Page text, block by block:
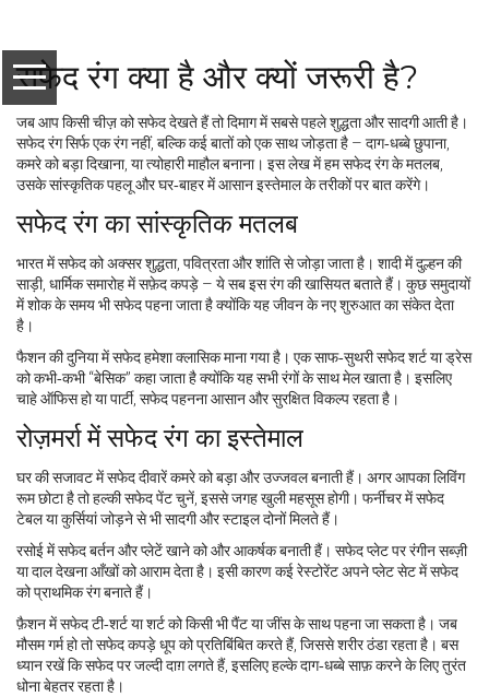
सफेद रंग क्या है और क्यों जरूरी है?
जब आप किसी चीज़ को सफेद देखते हैं तो दिमाग में सबसे पहले शुद्धता और सादगी आती है।
सफेद रंग सिर्फ एक रंग नहीं, बल्कि कई बातों को एक साथ जोड़ता है – दाग‑धब्बे छुपाना,
कमरे को बड़ा दिखाना, या त्योहारी माहौल बनाना। इस लेख में हम सफेद रंग के मतलब,
उसके सांस्कृतिक पहलू और घर‑बाहर में आसान इस्तेमाल के तरीकों पर बात करेंगे।
सफेद रंग का सांस्कृतिक मतलब
भारत में सफेद को अक्सर शुद्धता, पवित्रता और शांति से जोड़ा जाता है। शादी में दुल्हन की
साड़ी, धार्मिक समारोह में सफ़ेद कपड़े – ये सब इस रंग की खासियत बताते हैं। कुछ समुदायों
में शोक के समय भी सफेद पहना जाता है क्योंकि यह जीवन के नए शुरुआत का संकेत देता
है।
फैशन की दुनिया में सफेद हमेशा क्लासिक माना गया है। एक साफ‑सुथरी सफेद शर्ट या ड्रेस
को कभी‑कभी “बेसिक” कहा जाता है क्योंकि यह सभी रंगों के साथ मेल खाता है। इसलिए
चाहे ऑफिस हो या पार्टी, सफेद पहनना आसान और सुरक्षित विकल्प रहता है।
रोज़मर्रा में सफेद रंग का इस्तेमाल
घर की सजावट में सफेद दीवारें कमरे को बड़ा और उज्जवल बनाती हैं। अगर आपका लिविंग
रूम छोटा है तो हल्की सफेद पेंट चुनें, इससे जगह खुली महसूस होगी। फर्नीचर में सफेद
टेबल या कुर्सियां जोड़ने से भी सादगी और स्टाइल दोनों मिलते हैं।
रसोई में सफेद बर्तन और प्लेटें खाने को और आकर्षक बनाती हैं। सफेद प्लेट पर रंगीन सब्ज़ी
या दाल देखना आँखों को आराम देता है। इसी कारण कई रेस्टोरेंट अपने प्लेट सेट में सफेद
को प्राथमिक रंग बनाते हैं।
फ़ैशन में सफेद टी‑शर्ट या शर्ट को किसी भी पैंट या जींस के साथ पहना जा सकता है। जब
मौसम गर्म हो तो सफेद कपड़े धूप को प्रतिबिंबित करते हैं, जिससे शरीर ठंडा रहता है। बस
ध्यान रखें कि सफेद पर जल्दी दाग़ लगते हैं, इसलिए हल्के दाग‑धब्बे साफ़ करने के लिए तुरंत
धोना बेहतर रहता है।